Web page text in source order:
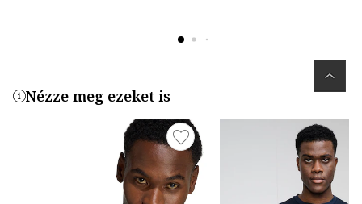
Nézze meg ezeket is